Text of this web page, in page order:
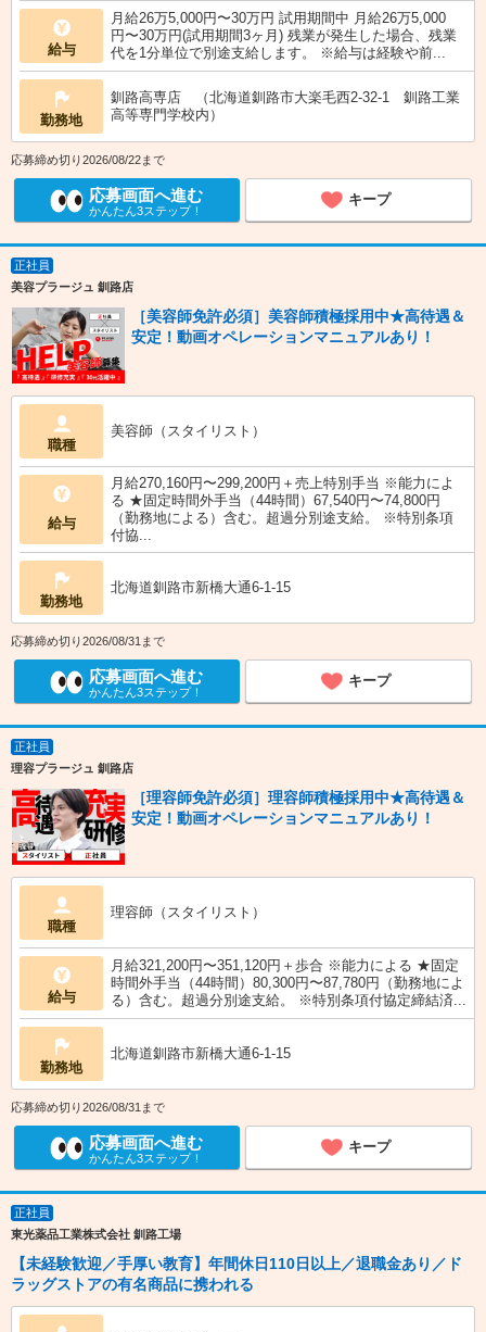
給与
月給26万5,000円〜30万円 試用期間中 月給26万5,000
円〜30万円(試用期間3ヶ月) 残業が発生した場合、残業
代を1分単位で別途支給します。 ※給与は経験や前...
勤務地
釧路高専店 （北海道釧路市大楽毛西2-32-1 釧路工業
高等専門学校内）
応募締め切り2026/08/22まで
応募画面へ進む
かんたん3ステップ！
キープ
正社員
美容プラージュ 釧路店
［美容師免許必須］美容師積極採用中★高待遇＆
安定！動画オペレーションマニュアルあり！
職種
美容師（スタイリスト）
給与
月給270,160円〜299,200円＋売上特別手当 ※能力によ
る ★固定時間外手当（44時間）67,540円〜74,800円
（勤務地による）含む。超過分別途支給。 ※特別条項
付協...
勤務地
北海道釧路市新橋大通6-1-15
応募締め切り2026/08/31まで
応募画面へ進む
かんたん3ステップ！
キープ
正社員
理容プラージュ 釧路店
［理容師免許必須］理容師積極採用中★高待遇＆
安定！動画オペレーションマニュアルあり！
職種
理容師（スタイリスト）
給与
月給321,200円〜351,120円＋歩合 ※能力による ★固定
時間外手当（44時間）80,300円〜87,780円（勤務地によ
る）含む。超過分別途支給。 ※特別条項付協定締結済...
勤務地
北海道釧路市新橋大通6-1-15
応募締め切り2026/08/31まで
応募画面へ進む
かんたん3ステップ！
キープ
正社員
東光薬品工業株式会社 釧路工場
【未経験歓迎／手厚い教育】年間休日110日以上／退職金あり／ド
ラッグストアの有名商品に携われる